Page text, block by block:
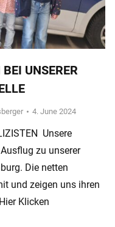
UNSERER
4. June 2024
Unsere
zu unserer
Die netten
und zeigen uns ihren
Klicken